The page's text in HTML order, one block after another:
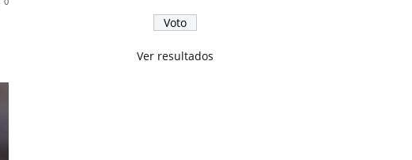
Ver resultados